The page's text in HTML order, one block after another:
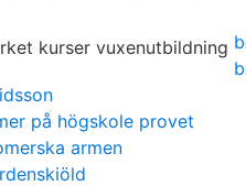
på högskole provet
armen